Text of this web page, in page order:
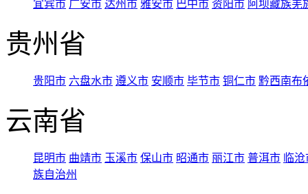
宜宾市 广安市 达州市 雅安市 巴中市 资阳市 阿坝藏族羌
贵州省
贵阳市 六盘水市 遵义市 安顺市 毕节市 铜仁市 黔西南布
云南省
昆明市 曲靖市 玉溪市 保山市 昭通市 丽江市 普洱市 临
族自治州